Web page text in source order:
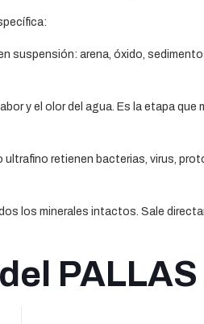
suspensión: arena, óxido,
y el olor del agua. Es la etapa que
retienen bacterias, virus,
los minerales intactos. Sale
PALLAS